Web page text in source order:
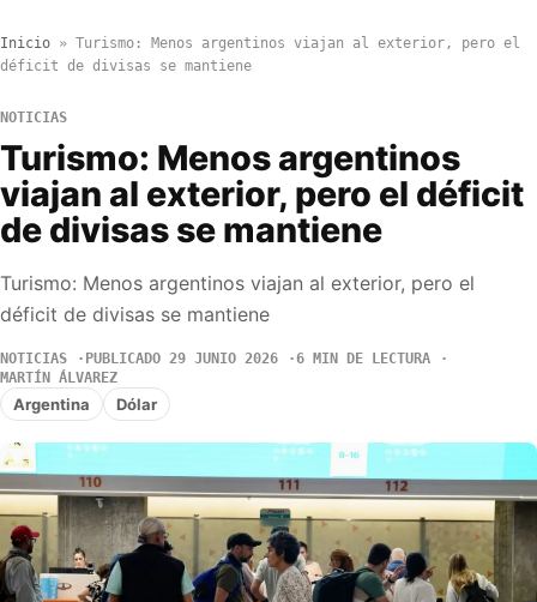
Inicio » Turismo: Menos argentinos viajan al exterior, pero el
déficit de divisas se mantiene
NOTICIAS
Turismo: Menos argentinos
viajan al exterior, pero el déficit
de divisas se mantiene
Turismo: Menos argentinos viajan al exterior, pero el
déficit de divisas se mantiene
NOTICIAS PUBLICADO 29 JUNIO 2026
6 MIN DE LECTURA
MARTÍN ÁLVAREZ
Argentina Dólar